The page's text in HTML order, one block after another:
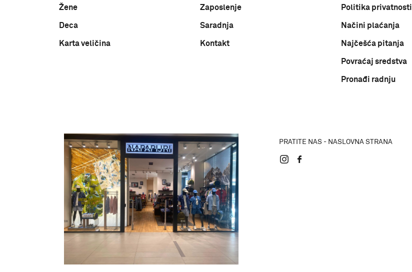
Žene
Deca
Karta veličina
Zaposlenje
Saradnja
Kontakt
Politika privatnosti
Načini plaćanja
Najčešća pitanja
Povraćaj sredstva
Pronađi radnju
PRATITE NAS - NASLOVNA STRANA